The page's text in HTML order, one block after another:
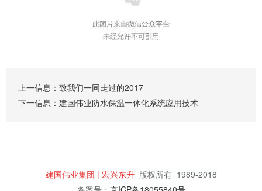
上一信息： 致我们一同走过的2017
下一信息： 建国伟业防水保温一体化系统应用技术
建国伟业集团 | 宏兴东升版权所有 1989-2018